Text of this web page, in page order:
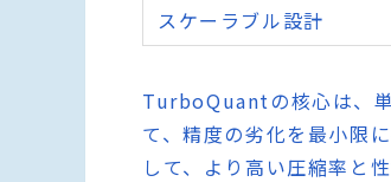
スケーラブル設計
TurboQuantの核心は、
て、精度の劣化を最小限
して、より高い圧縮率と